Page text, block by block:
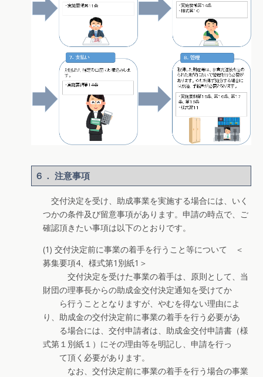
６． 注意事項
交付決定を受け、助成事業を実施する場合には、いく
つかの条件及び留意事項があります。申請の時点で、ご
確認頂きたい事項は以下のとおりです。
(1) 交付決定前に事業の着手を行うこと等について ＜
募集要項4、様式第1別紙1＞
交付決定を受けた事業の着手は、原則として、当
財団の理事長からの助成金交付決定通知を受けてか
ら行うこととなりますが、やむを得ない理由によ
り、助成金の交付決定前に事業の着手を行う必要があ
る場合には、交付申請者は、助成金交付申請書（様
式第１別紙１）にその理由等を明記し、申請を行っ
て頂く必要があります。
なお、交付決定前に事業の着手を行う場合の事業